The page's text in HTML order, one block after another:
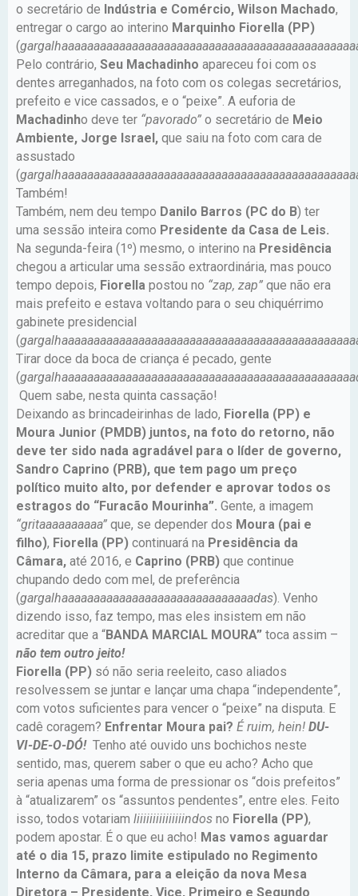
o secretário de Indústria e Comércio, Wilson Machado,
entregar o cargo ao interino Marquinho Fiorella (PP)
(
Pelo contrário, Seu Machadinho apareceu foi com os
dentes arreganhados, na foto com os colegas secretários,
prefeito e vice cassados, e o “peixe”. A euforia de
Machadinho deve ter “pavorado” o secretário de Meio
Ambiente, Jorge Israel, que saiu na foto com cara de
assustado
(
Também!
Também, nem deu tempo Danilo Barros (PC do B) ter
uma sessão inteira como Presidente da Casa de Leis.
Na segunda-feira (1º) mesmo, o interino na Presidência
chegou a articular uma sessão extraordinária, mas pouco
tempo depois, Fiorella postou no “zap, zap” que não era
mais prefeito e estava voltando para o seu chiquérrimo
gabinete presidencial
(
Tirar doce da boca de criança é pecado, gente
(
Quem sabe, nesta quinta cassação!
Deixando as brincadeirinhas de lado, Fiorella (PP) e
Moura Junior (PMDB) juntos, na foto do retorno, não
deve ter sido nada agradável para o líder de governo,
Sandro Caprino (PRB), que tem pago um preço
político muito alto, por defender e aprovar todos os
estragos do “Furacão Mourinha”. Gente, a imagem
“gritaaaaaaaaaa” que, se depender dos Moura (pai e
filho), Fiorella (PP) continuará na Presidência da
Câmara, até 2016, e Caprino (PRB) que continue
chupando dedo com mel, de preferência
(gargalhaaaaaaaaaaaaaaaaaaaaaaaaaaaaaadas). Venho
dizendo isso, faz tempo, mas eles insistem em não
acreditar que a “BANDA MARCIAL MOURA” toca assim –
não tem outro jeito!
Fiorella (PP) só não seria reeleito, caso aliados
resolvessem se juntar e lançar uma chapa “independente”,
com votos suficientes para vencer o “peixe” na disputa. E
cadê coragem? Enfrentar Moura pai? É ruim, hein! DU-
VI-DE-O-DÓ!Tenho até ouvido uns bochichos neste
sentido, mas, querem saber o que eu acho? Acho que
seria apenas uma forma de pressionar os “dois prefeitos”
à “atualizarem” os “assuntos pendentes”, entre eles. Feito
isso, todos votariam liiiiiiiiiiiiiiindos no Fiorella (PP),
podem apostar. É o que eu acho! Mas vamos aguardar
até o dia 15, prazo limite estipulado no Regimento
Interno da Câmara, para a eleição da nova Mesa
Diretora – Presidente, Vice, Primeiro e Segundo